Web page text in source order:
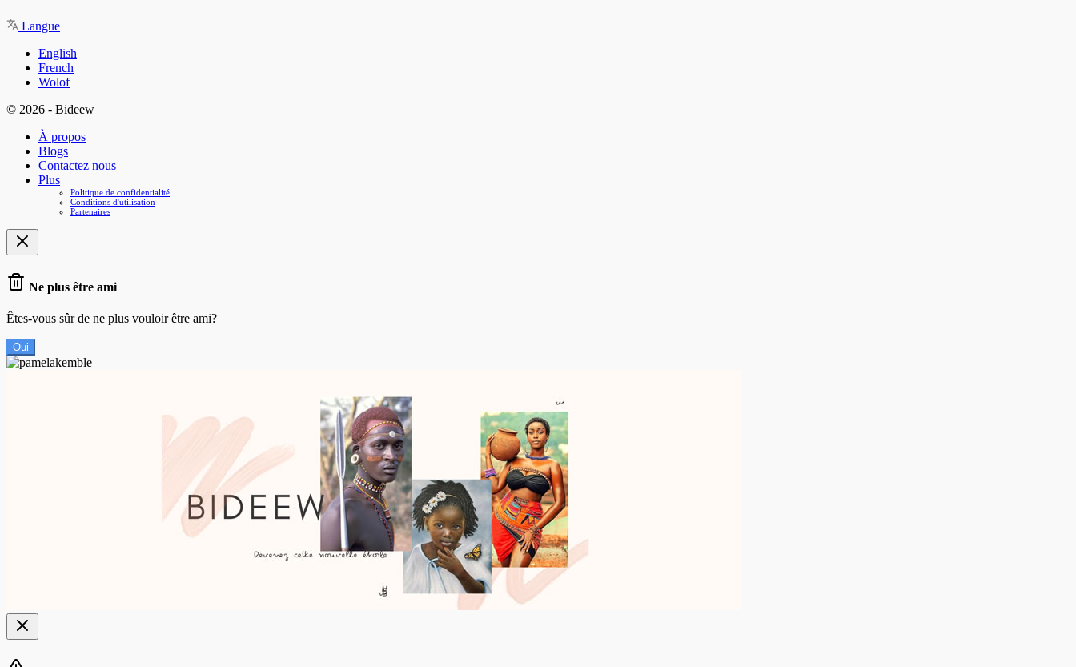
Langue
English
French
Wolof
© 2026 - Bideew
À propos
Blogs
Contactez nous
Plus
Politique de confidentialité
Conditions d'utilisation
Partenaires
Ne plus être ami
Êtes-vous sûr de ne plus vouloir être ami?
Oui